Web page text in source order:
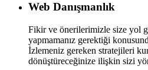
Web Danışmanlık
Fikir ve önerilerimizle size yol
yapmamanız gerektiği
İzlemeniz gereken stratejileri
dönüştüreceğinize ilişkin sizi